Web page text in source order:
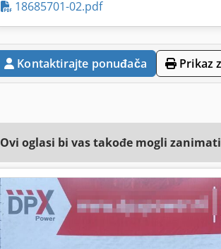
18685701-02.pdf
Kontaktirajte ponuđača Prikaz
Ovi oglasi bi vas takođe mogli